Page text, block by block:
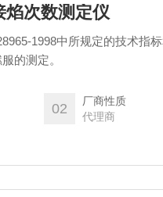
焰次数测定仪
1998中所规定的技术指
的测定。
02
厂商性质
代理商